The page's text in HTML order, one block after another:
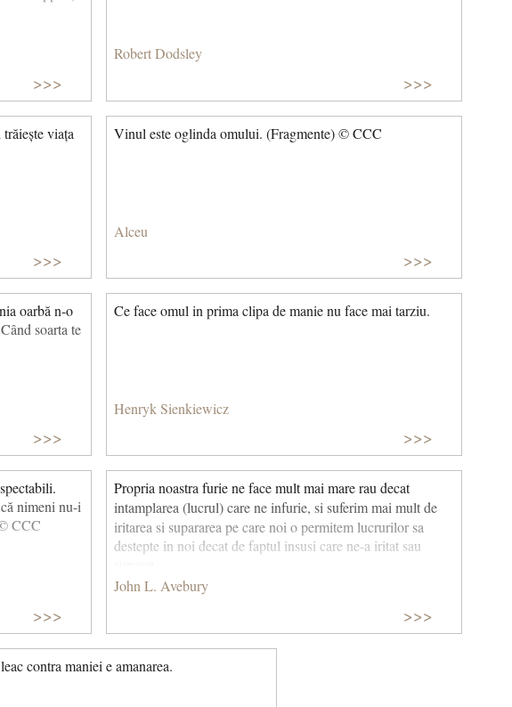
>>>
Robert Dodsley
>>>
viața
>>>
Vinul este oglinda omului. (Fragmente) © CCC
Alceu
>>>
oarbă n-o
soarta te
>>>
Ce face omul in prima clipa de manie nu face mai tarziu.
Henryk Sienkiewicz
>>>
nimeni nu-i
CCC
>>>
Propria noastra furie ne face mult mai mare rau decat
intamplarea (lucrul) carene infurie, si suferim mai mult de
iritarea si supararea pe care noi o permitem lucrurilor sa
destepte in noi decat de faptul insusi care ne-a iritat sau
John L. Avebury
>>>
contra maniei e amanarea.